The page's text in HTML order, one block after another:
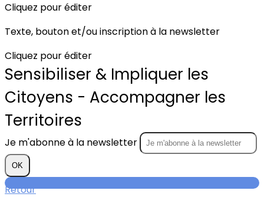
Cliquez pour éditer
Texte, bouton et/ou inscription à la newsletter
Cliquez pour éditer
Sensibiliser & Impliquer les
Citoyens - Accompagner les
Territoires
Je m'abonne à la newsletter
OK
Retour